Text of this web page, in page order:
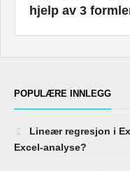
hjelp av 3
POPULÆRE INNLEGG
Lineær regresjon i
Excel-analyse?